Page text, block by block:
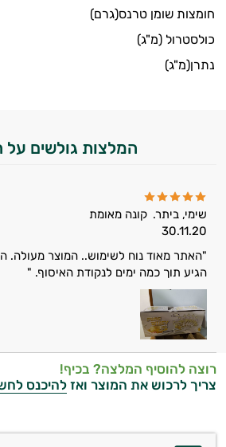
חומצות שומן טרנס(גרם)
כולסטרול (מ"ג)
נתרן(מ"ג)
המלצות גולשים על
שימי, ביתר. קונה מאומת
30.11.20
"האתר מאוד נוח לשימוש.. המוצר מעולה.
הגיע תוך כמה ימים לנקודת האיסוף. "
רוצה להוסיף המלצה? בכיף!
צריך לרכוש את המוצר ואזלהיכנס
התשובות שלי מבוססות על מאגרי
וספרות מקצועית בתחומי
אני כאן כדי לעזור לך להתאים את
התזונה ומוצרי הבריאות
ולמצב הגופני שלך, ולהסביר לך
עובדים יחד כדי למקסם תוצאות
יום וגם בתחום הכושר והספורט.
המטרה שלי היא להתאים עבורך
זה הזמן להתחיל. איך אוכל